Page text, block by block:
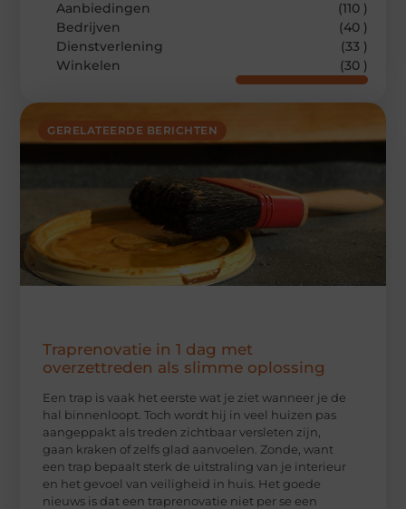
GERELATEERDE BERICHTEN
Traprenovatie in 1 dag met
overzettreden als slimme oplossing
Een trap is vaak het eerste wat je ziet wanneer je de
hal binnenloopt. Toch wordt hij in veel huizen pas
aangeppakt als treden zichtbaar versleten zijn,
gaan kraken of zelfs glad aanvoelen. Zonde, want
een trap bepaalt sterk de uitstraling van je interieur
en het gevoel van veiligheid in huis. Het goede
nieuws is dat een traprenovatie niet per se een
Aanbiedingen
(110 )
Bedrijven
(40 )
Dienstverlening
(33 )
Winkelen
(30 )